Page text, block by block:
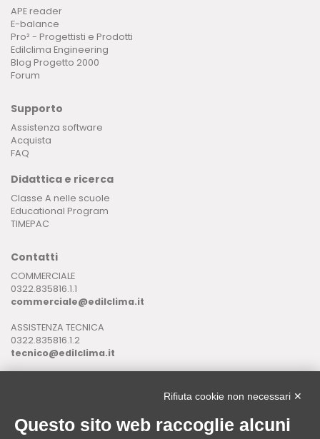
APE reader
E-balance
Pro² - Progettisti e Prodotti
Edilclima Engineering
Blog Progetto 2000
Forum
Supporto
Assistenza software
Acquista
FAQ
Didattica e ricerca
Classe A nelle scuole
Educational Program
TIMEPAC
Contatti
COMMERCIALE
0322.835816.1.1
commerciale@edilclima.it
ASSISTENZA TECNICA
0322.835816.1.2
tecnico@edilclima.it
Rifiuta cookie non necessari ✕
Questo sito web raccoglie alcuni